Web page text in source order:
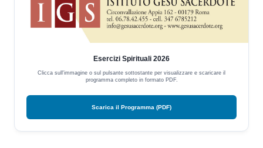
Esercizi Spirituali 2026
Clicca sull'immagine o sul pulsante sottostante per visualizzare e scaricare il
programma completo in formato PDF.
Scarica il Programma (PDF)